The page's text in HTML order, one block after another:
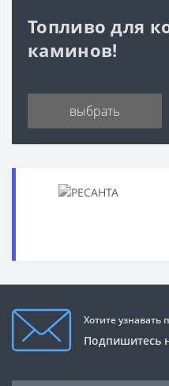
Топливо для
каминов!
выбрать
Хотите узнавать
Подпишитесь